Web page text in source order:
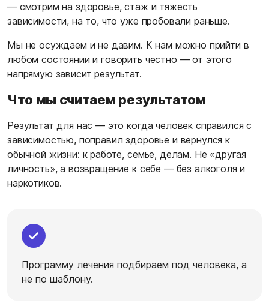
— смотрим на здоровье, стаж и тяжесть
зависимости, на то, что уже пробовали раньше.
Мы не осуждаем и не давим. К нам можно прийти в
любом состоянии и говорить честно — от этого
напрямую зависит результат.
Что мы считаем результатом
Результат для нас — это когда человек справился с
зависимостью, поправил здоровье и вернулся к
обычной жизни: к работе, семье, делам. Не «другая
личность», а возвращение к себе — без алкоголя и
наркотиков.
Программу лечения подбираем под человека, а
не по шаблону.